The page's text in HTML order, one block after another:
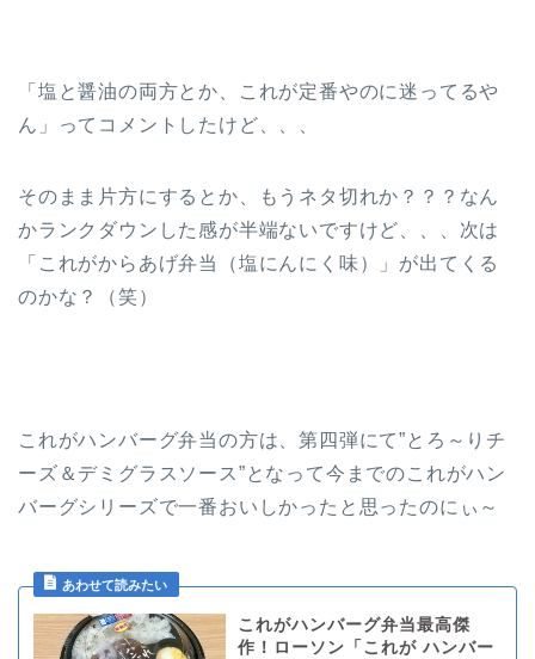
「塩と醤油の両方とか、これが定番やのに迷ってるや
ん」ってコメントしたけど、、、
そのまま片方にするとか、もうネタ切れか？？？なん
かランクダウンした感が半端ないですけど、、、次は
「これがからあげ弁当（塩にんにく味）」が出てくる
のかな？（笑）
これがハンバーグ弁当の方は、第四弾にて”とろ～りチ
ーズ＆デミグラスソース”となって今までのこれがハン
バーグシリーズで一番おいしかったと思ったのにぃ～
これがハンバーグ弁当最高傑
作！ローソン「これが ハンバー